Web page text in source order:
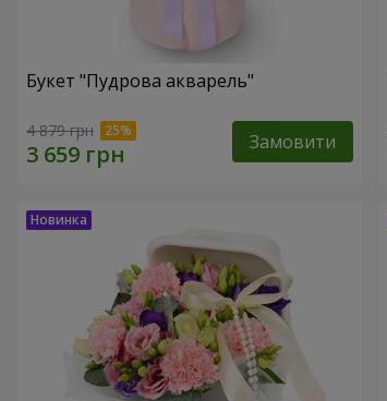
Букет "Пудрова акварель"
4 879 грн Замовити